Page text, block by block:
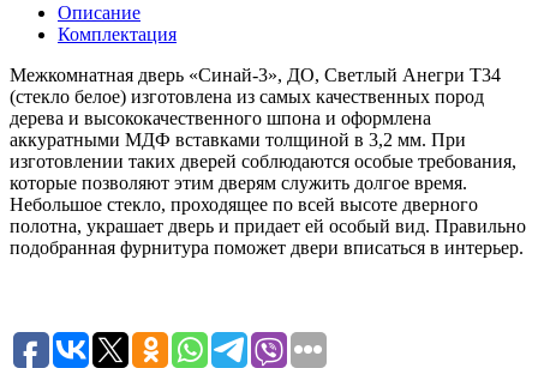
Описание
Комплектация
Межкомнатная дверь «Синай-3», ДО, Светлый Анегри Т34
(стекло белое) изготовлена из самых качественных пород
дерева и высококачественного шпона и оформлена
аккуратными МДФ вставками толщиной в 3,2 мм. При
изготовлении таких дверей соблюдаются особые требования,
которые позволяют этим дверям служить долгое время.
Небольшое стекло, проходящее по всей высоте дверного
полотна, украшает дверь и придает ей особый вид. Правильно
подобранная фурнитура поможет двери вписаться в интерьер.